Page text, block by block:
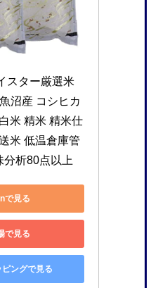
スター厳選米
沼産 コシヒカ
米 精米 精米仕
米 低温倉庫管
分析80点以上
で見る
で見る
ングで見る